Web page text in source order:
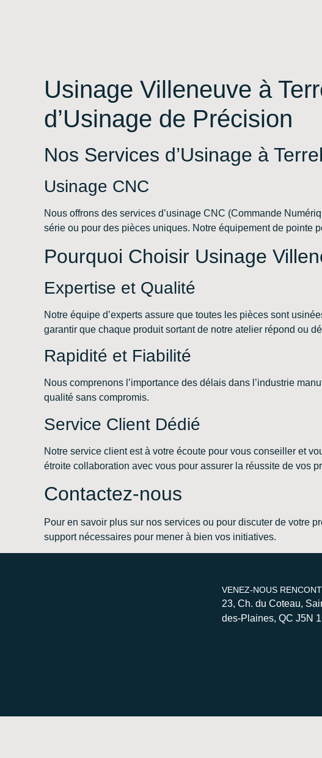
Usinage Villeneuve à
d’Usinage de Précision
Nos Services d’Usinage à
Usinage CNC
Nous offrons des services d’usinage CNC (Commande
série ou pour des pièces uniques. Notre équipement de pointe
Pourquoi Choisir Usinage
Expertise et Qualité
Notre équipe d’experts assure que toutes les pièces sont
garantir que chaque produit sortant de notre atelier répond ou
Rapidité et Fiabilité
Nous comprenons l’importance des délais dans l’industrie
qualité sans compromis.
Service Client Dédié
Notre service client est à votre écoute pour vous conseiller et
étroite collaboration avec vous pour assurer la réussite de vos
Contactez-nous
Pour en savoir plus sur nos services ou pour discuter de votre
support nécessaires pour mener à bien vos initiatives.
VENEZ-NOUS
23, Ch. du Coteau,
des-Plaines, QC J5N